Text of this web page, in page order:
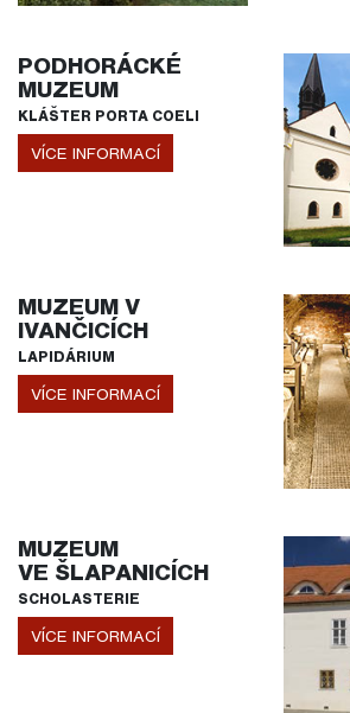
PODHORÁCKÉ
MUZEUM
KLÁŠTER PORTA COELI
VÍCE INFORMACÍ
MUZEUM V
IVANČICÍCH
LAPIDÁRIUM
VÍCE INFORMACÍ
MUZEUM
VE ŠLAPANICÍCH
SCHOLASTERIE
VÍCE INFORMACÍ